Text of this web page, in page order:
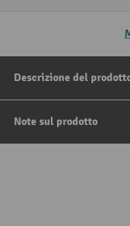
Descrizione del
Note sul prodotto